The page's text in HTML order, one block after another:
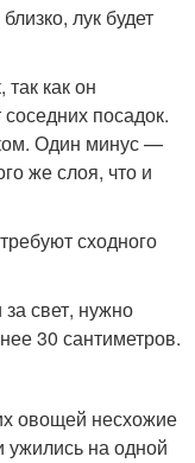
лук будет
как он
посадок.
Один минус —
же слоя, что и
сходного
свет, нужно
30 сантиметров.
овощей несхожие
ужились на одной